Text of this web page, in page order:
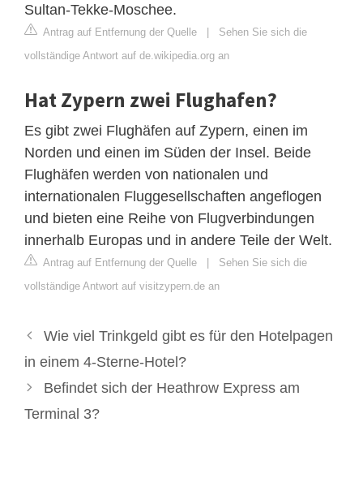
Sultan-Tekke-Moschee.
Antrag auf Entfernung der Quelle | Sehen Sie sich die
vollständige Antwort auf de.wikipedia.org an
Hat Zypern zwei Flughafen?
Es gibt zwei Flughäfen auf Zypern, einen im
Norden und einen im Süden der Insel. Beide
Flughäfen werden von nationalen und
internationalen Fluggesellschaften angeflogen
und bieten eine Reihe von Flugverbindungen
innerhalb Europas und in andere Teile der Welt.
Antrag auf Entfernung der Quelle | Sehen Sie sich die
vollständige Antwort auf visitzypern.de an
Wie viel Trinkgeld gibt es für den Hotelpagen
in einem 4-Sterne-Hotel?
Befindet sich der Heathrow Express am
Terminal 3?